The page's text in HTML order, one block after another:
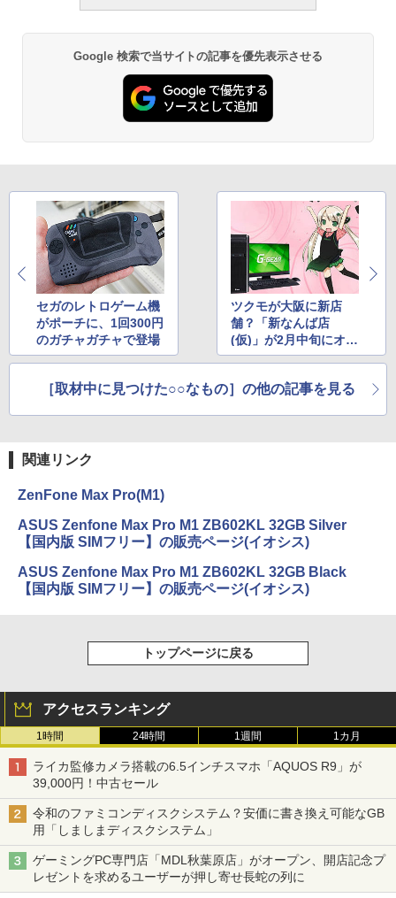
Google 検索で当サイトの記事を優先表示させる
セガのレトロゲーム機
がポーチに、1回300円
のガチャガチャで登場
ツクモが大阪に新店
舗？「新なんば店
(仮)」が2月中旬にオー
プン
［取材中に見つけた○○なもの］の他の記事を見る
関連リンク
ZenFone Max Pro(M1)
ASUS Zenfone Max Pro M1 ZB602KL 32GB Silver
【国内版 SIMフリー】の販売ページ(イオシス)
ASUS Zenfone Max Pro M1 ZB602KL 32GB Black
【国内版 SIMフリー】の販売ページ(イオシス)
トップページに戻る
アクセスランキング
1時間 24時間 1週間 1カ月
ライカ監修カメラ搭載の6.5インチスマホ「AQUOS R9」が
39,000円！中古セール
令和のファミコンディスクシステム？安価に書き換え可能なGB
用「しましまディスクシステム」
ゲーミングPC専門店「MDL秋葉原店」がオープン、開店記念プ
レゼントを求めるユーザーが押し寄せ長蛇の列に